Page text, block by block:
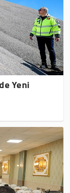
Yeni